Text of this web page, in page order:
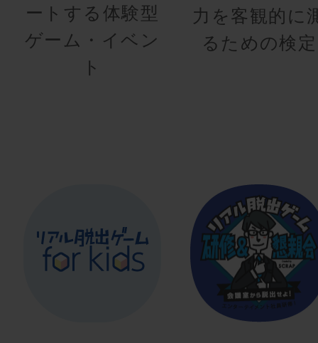
ートする体験型
ゲーム・イベン
ト
力を客観的に
るための検定